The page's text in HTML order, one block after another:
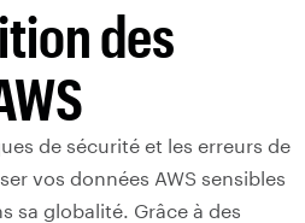
des
de sécurité et les erreurs de
vos données AWS sensibles
sa globalité. Grâce à des